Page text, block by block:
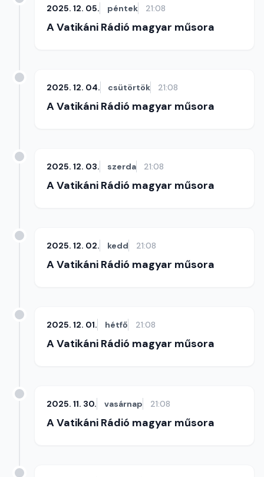
2025. 12. 05. péntek 21:08
A Vatikáni Rádió magyar műsora
2025. 12. 04. csütörtök 21:08
A Vatikáni Rádió magyar műsora
2025. 12. 03. szerda 21:08
A Vatikáni Rádió magyar műsora
2025. 12. 02. kedd 21:08
A Vatikáni Rádió magyar műsora
2025. 12. 01. hétfő 21:08
A Vatikáni Rádió magyar műsora
2025. 11. 30. vasárnap 21:08
A Vatikáni Rádió magyar műsora